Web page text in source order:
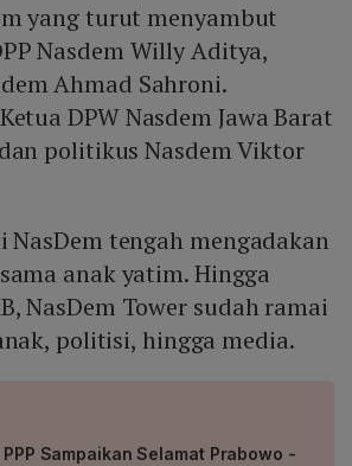
mengucapkan selamat kepada
yang turut menyambut
Nasdem Willy Aditya,
Ahmad Sahroni.
DPW Nasdem Jawa Barat
politikus Nasdem Viktor
tengah mengadakan
anak yatim. Hingga
NasDem Tower sudah ramai
politisi, hingga media.
PPP Sampaikan Selamat Prabowo -